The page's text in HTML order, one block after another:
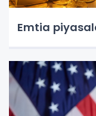
Emtia